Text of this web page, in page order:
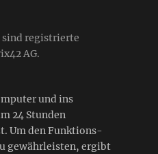
registrierte
AG.
und ins
24 Stunden
Um den Funktions-
gewährleisten, ergibt